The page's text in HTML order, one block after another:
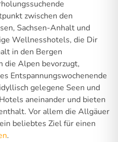
zwischen den
Sachsen-Anhalt und
Wellnesshotels, die Dir
in den Bergen
die Alpen bevorzugt,
Entspannungswochenende
gelegene Seen und
aneinander und bieten
Vor allem die Allgäuer
beliebtes Ziel für einen
.